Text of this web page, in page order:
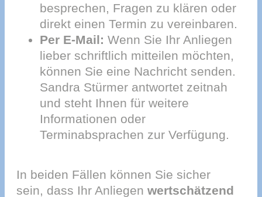
besprechen, Fragen zu klären oder
direkt einen Termin zu vereinbaren.
Per E-Mail: Wenn Sie Ihr Anliegen
lieber schriftlich mitteilen möchten,
können Sie eine Nachricht senden.
Sandra Stürmer antwortet zeitnah
und steht Ihnen für weitere
Informationen oder
Terminabsprachen zur Verfügung.
In beiden Fällen können Sie sicher
sein, dass Ihr Anliegen wertschätzend